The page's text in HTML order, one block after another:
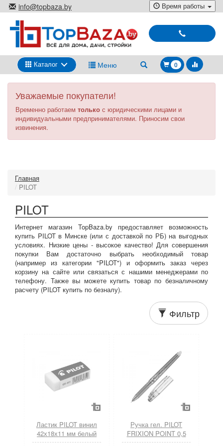
Перейти
к
основному
содержанию
Время работы
info@topbaza.by
г.Минск, ул. Радиальная, 40,
каб. 707-5
Выбирай
ипокупай
Каталог Меню 0
Уважаемые покупатели!
Временно работаем только с юридическими лицами и
индивидуальными предпринимателями. Приносим свои
извинения.
Главная
PILOT
PILOT
Интернет магазин TopBaza.by предоставляет возможность
купить PILOT в Минске (или с доставкой по РБ) на выгодных
условиях. Низкие цены - высокое качество! Для совершения
покупки Вам достаточно выбрать необходимый товар
(например из категории "PILOT") и оформить заказ через
корзину на сайте или связаться с нашими менеджерами по
телефону. Также вы можете купить товар по безналичному
расчету (PILOT купить по безналу).
Фильтр
Ластик PILOT винил
42х18х11 мм белый
карт.держатель
Ручка гел. PILOT
FRIXION POINT 0,5
мм синий пиши-стирай